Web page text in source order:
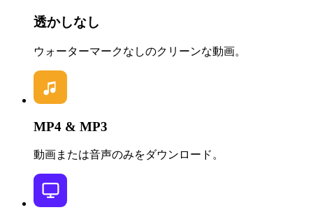
透かしなし
ウォーターマークなしのクリーンな動画。
MP4 & MP3
動画または音声のみをダウンロード。